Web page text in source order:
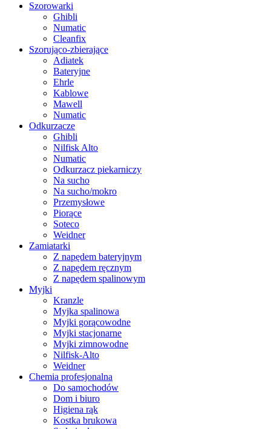
Szorowarki
Ghibli
Numatic
Cleanfix
Szorująco-zbierające
Adiatek
Bateryjne
Ehrle
Kablowe
Mawell
Numatic
Odkurzacze
Ghibli
Nilfisk Alto
Numatic
Odkurzacz piekarniczy
Na sucho
Na sucho/mokro
Przemysłowe
Piorące
Soteco
Weidner
Zamiatarki
Z napędem bateryjnym
Z napędem ręcznym
Z napędem spalinowym
Myjki
Kranzle
Myjka spalinowa
Myjki gorącowodne
Myjki stacjonarne
Myjki zimnowodne
Nilfisk-Alto
Weidner
Chemia profesjonalna
Do samochodów
Dom i biuro
Higiena rąk
Kostka brukowa